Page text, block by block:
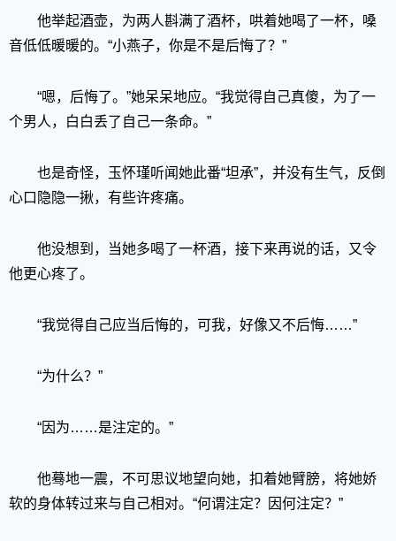
他举起酒壶，为两人斟满了酒杯，哄着她喝了一杯，嗓
音低低暖暖的。“小燕子，你是不是后悔了？”
“嗯，后悔了。”她呆呆地应。“我觉得自己真傻，为了一
个男人，白白丢了自己一条命。”
也是奇怪，玉怀瑾听闻她此番“坦承”，并没有生气，反倒
心口隐隐一揪，有些许疼痛。
他没想到，当她多喝了一杯酒，接下来再说的话，又令
他更心疼了。
“我觉得自己应当后悔的，可我，好像又不后悔……”
“为什么？”
“因为……是注定的。”
他蓦地一震，不可思议地望向她，扣着她臂膀，将她娇
软的身体转过来与自己相对。“何谓注定？因何注定？”